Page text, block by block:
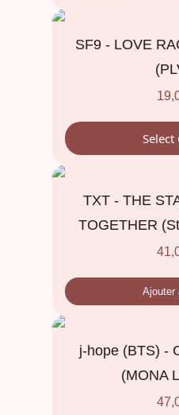
SF9 - LOVE
TXT - THE
TOGETHER
Ajouter
j-hope (BTS) -
(MONA